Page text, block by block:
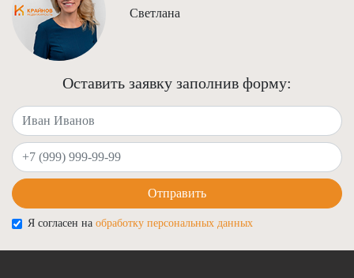
Светлана
Оставить заявку заполнив форму:
Ваше имя
Ваш телефон
Отправить
Я согласен на обработку персональных данных